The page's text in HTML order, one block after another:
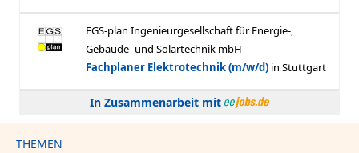
In Zusammenarbeit mit
THEMEN